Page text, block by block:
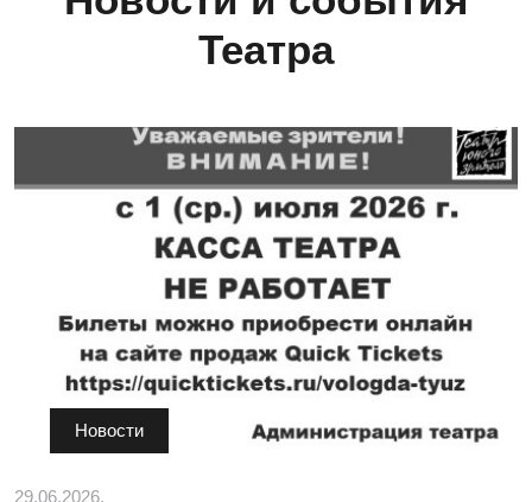
Театра
Новости
29.06.2026.